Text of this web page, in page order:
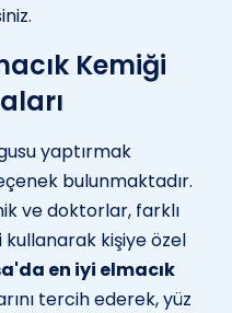
Kemiği
yaptırmak
bulunmaktadır.
ve doktorlar, farklı
kişiye özel
en iyi elmacık
tercih ederek, yüz